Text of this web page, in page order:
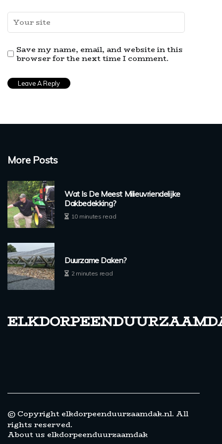
Save my name, email, and website in this
browser for the next time I comment.
More Posts
Wat Is De Meest Milieuvriendelijke
Dakbedekking?
10 minutes read
Duurzame Daken?
2 minutes read
© Copyright elkdorpeenduurzaamdak.nl. All
rights reserved.
About us elkdorpeenduurzaamdak